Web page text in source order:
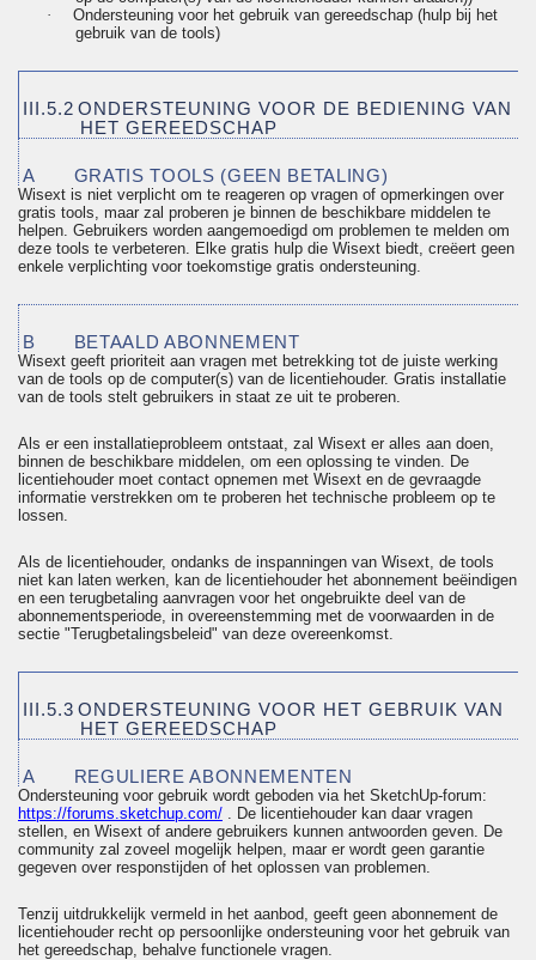
·
Ondersteuning voor het gebruik van gereedschap (hulp bij het
gebruik van de tools)
III.5.2 ONDERSTEUNING VOOR DE BEDIENING VAN
HET GEREEDSCHAP
A GRATIS TOOLS (GEEN BETALING)
Wisext is niet verplicht om te reageren op vragen of opmerkingen over
gratis tools, maar zal proberen je binnen de beschikbare middelen te
helpen. Gebruikers worden aangemoedigd om problemen te melden om
deze tools te verbeteren. Elke gratis hulp die Wisext biedt, creëert geen
enkele verplichting voor toekomstige gratis ondersteuning.
B BETAALD ABONNEMENT
Wisext geeft prioriteit aan vragen met betrekking tot de juiste werking
van de tools op de computer(s) van de licentiehouder. Gratis installatie
van de tools stelt gebruikers in staat ze uit te proberen.
Als er een installatieprobleem ontstaat, zal Wisext er alles aan doen,
binnen de beschikbare middelen, om een oplossing te vinden. De
licentiehouder moet contact opnemen met Wisext en de gevraagde
informatie verstrekken om te proberen het technische probleem op te
lossen.
Als de licentiehouder, ondanks de inspanningen van Wisext, de tools
niet kan laten werken, kan de licentiehouder het abonnement beëindigen
en een terugbetaling aanvragen voor het ongebruikte deel van de
abonnementsperiode, in overeenstemming met de voorwaarden in de
sectie "Terugbetalingsbeleid" van deze overeenkomst.
III.5.3 ONDERSTEUNING VOOR HET GEBRUIK VAN
HET GEREEDSCHAP
A REGULIERE ABONNEMENTEN
Ondersteuning voor gebruik wordt geboden via het SketchUp-forum:
https://forums.sketchup.com/ . De licentiehouder kan daar vragen
stellen, en Wisext of andere gebruikers kunnen antwoorden geven. De
community zal zoveel mogelijk helpen, maar er wordt geen garantie
gegeven over responstijden of het oplossen van problemen.
Tenzij uitdrukkelijk vermeld in het aanbod, geeft geen abonnement de
licentiehouder recht op persoonlijke ondersteuning voor het gebruik van
het gereedschap, behalve functionele vragen.